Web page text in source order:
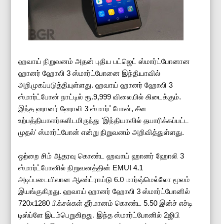
ஹவாய் நிறுவனம் அதன் புதிய பட்ஜெட் ஸ்மார்ட்போனான
ஹானர் ஹோலி 3 ஸ்மார்ட்போனை இந்தியாவில்
அறிமுகப்படுத்தியுள்ளது. ஹவாய் ஹானர் ஹோலி 3
ஸ்மார்ட்போன் நாட்டில் ரூ.9,999 விலையில் கிடைக்கும்.
இந்த ஹானர் ஹோலி 3 ஸ்மார்ட்போன், சீன
உற்பத்தியாளர்களிடமிருந்து 'இந்தியாவில் தயாரிக்கப்பட்ட
முதல்' ஸ்மார்ட்போன் என்று நிறுவனம் அறிவித்துள்ளது.
ஒற்றை சிம் ஆதரவு கொண்ட ஹவாய் ஹானர் ஹோலி 3
ஸ்மார்ட்போனில் நிறுவனத்தின் EMUI 4.1
அடிப்படையிலான ஆண்ட்ராய்டு 6.0 மார்ஷ்மெல்லோ மூலம்
இயங்குகிறது. ஹவாய் ஹானர் ஹோலி 3 ஸ்மார்ட்போனில்
720x1280 பிக்சல்கள் தீர்மானம் கொண்ட 5.50 இன்ச் எச்டி
டிஸ்ப்ளே இடம்பெறுகிறது. இந்த ஸ்மார்ட்போனில் 2ஜிபி